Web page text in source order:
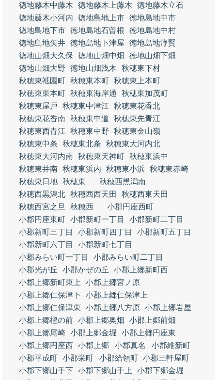
徳地藤木中藤木
徳地藤木上藤木
徳地藤木立石
徳地藤木小河内
徳地島地上市 徳地島地中市
徳地島地下市 徳地島地石曽根
徳地島地中村
徳地島地矢井 徳地島地下津屋
徳地島地浄賢
徳地山畑大久保
徳地山畑中畑
徳地山畑下畑
徳地山畑大野
徳地山畑浅木
秋穂東下村
秋穂東祗園町 秋穂東本町 秋穂東上本町
秋穂東東本町 秋穂東海岸通
秋穂東加茂町
秋穂東屋戸
秋穂東中津江
秋穂東花香北
秋穂東花香南 秋穂東中道
秋穂東先青江
秋穂東西青江
秋穂東中野
秋穂東金山嶺
秋穂東中条
秋穂東北条
秋穂東大河内北
秋穂東大河内南 秋穂東天神町 秋穂東浜中
秋穂東井南 秋穂東浜内 秋穂東小浜 秋穂東赤崎
秋穂東日地 秋穂東
秋穂西黒潟南
秋穂西黒潟北 秋穂西西天田
秋穂西東天田
秋穂西宮之旦
秋穂西
小郡円座西町
小郡円座東町 小郡新町一丁目
小郡新町二丁目
小郡新町三丁目
小郡新町四丁目
小郡新町五丁目
小郡新町六丁目
小郡新町七丁目
小郡みらい町一丁目
小郡みらい町二丁目
小郡光が丘
小郡かぜの丘
小郡上郷新町西
小郡上郷新町東上
小郡上郷宮ノ原
小郡上郷仁保津下 小郡上郷仁保津上
小郡上郷仁保津東
小郡上郷八方原 小郡上郷岩屋
小郡上郷樫の前 小郡上郷奥畑
小郡上郷前畑
小郡上郷尾崎 小郡上郷金堀
小郡上郷円座東
小郡上郷円座西 小郡上郷 小郡真名
小郡維新町
小郡平成町 小郡栄町 小郡給領町 小郡三軒屋町
小郡下郷山手下 小郡下郷山手上
小郡下郷金堀